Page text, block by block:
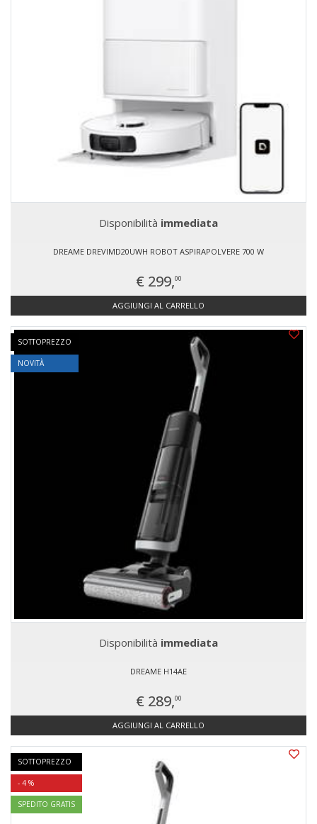
Disponibilità immediata
DREAME DREVIMD20UWH ROBOT ASPIRAPOLVERE 700 W
€ 299,00
AGGIUNGI AL CARRELLO
SOTTOPREZZO
NOVITÀ
Disponibilità immediata
DREAME H14AE
€ 289,00
AGGIUNGI AL CARRELLO
SOTTOPREZZO
- 4 %
SPEDITO GRATIS